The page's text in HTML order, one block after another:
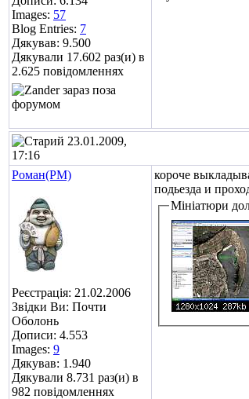
Images: 57
Blog Entries: 7
Дякував: 9.500
Дякували 17.602 раз(и) в
2.625 повідомленнях
23.01.2009,
17:16
Роман(РМ)
Реєстрація: 21.02.2006
Звідки Ви: Почти
Оболонь
Дописи: 4.553
Images: 9
Дякував: 1.940
Дякували 8.731 раз(и) в
982 повідомленнях
короче
подьезда и
Мініатюри